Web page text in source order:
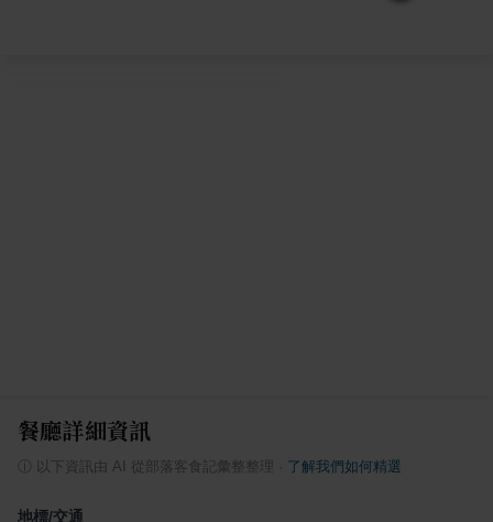
餐廳詳細資訊
以下資訊由 AI 從部落客食記彙整整理 了解我們如何精選
地標/交通